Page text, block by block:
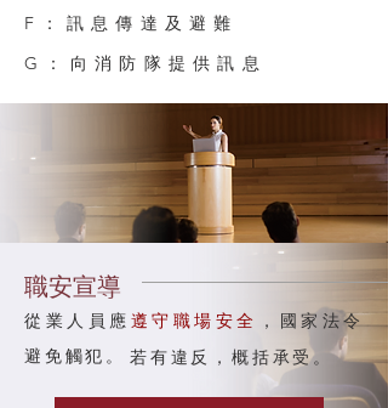
F：訊息傳達及避難
G：向消防隊提供訊息
職安宣導
從業人員應 遵守職場安全 ，國家法令
避免觸犯。
若有違反，概括承受。